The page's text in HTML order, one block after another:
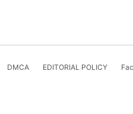
भी शामिल है.
DMCA EDITORIAL POLICY